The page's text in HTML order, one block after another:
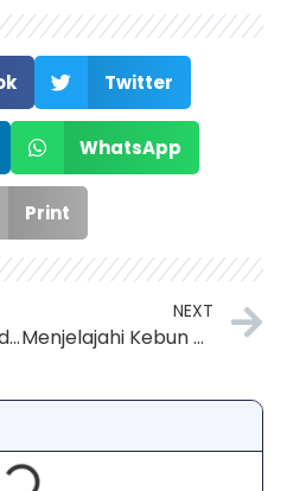
Twitter
WhatsApp
Print
Menikmati Kuliner di Spot Street Food Jakarta yang Terkenal
NEXT
Menjelajahi Kebun Binatang Ragunan di Jakarta Selatan